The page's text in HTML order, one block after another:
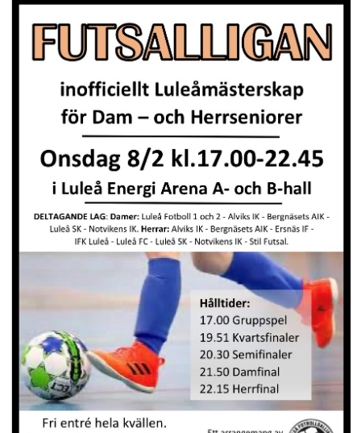
STÄLLPLATSER
BILDGALLERI
OM KLUBBEN
DOKUMENT